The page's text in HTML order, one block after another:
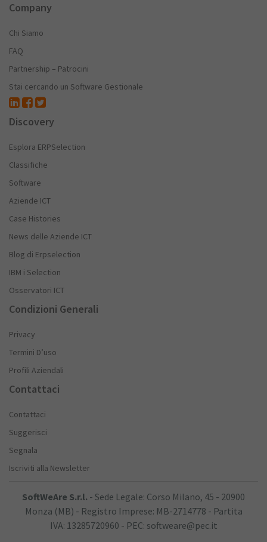
Company
Chi Siamo
FAQ
Partnership – Patrocini
Stai cercando un Software Gestionale
Discovery
Esplora ERPSelection
Classifiche
Software
Aziende ICT
Case Histories
News delle Aziende ICT
Blog di Erpselection
IBM i Selection
Osservatori ICT
Condizioni Generali
Privacy
Termini D’uso
Profili Aziendali
Contattaci
Contattaci
Suggerisci
Segnala
Iscriviti alla Newsletter
SoftWeAre S.r.l. - Sede Legale: Corso Milano, 45 - 20900
Monza (MB) - Registro Imprese: MB-2714778 - Partita
IVA: 13285720960 - PEC: softweare@pec.it